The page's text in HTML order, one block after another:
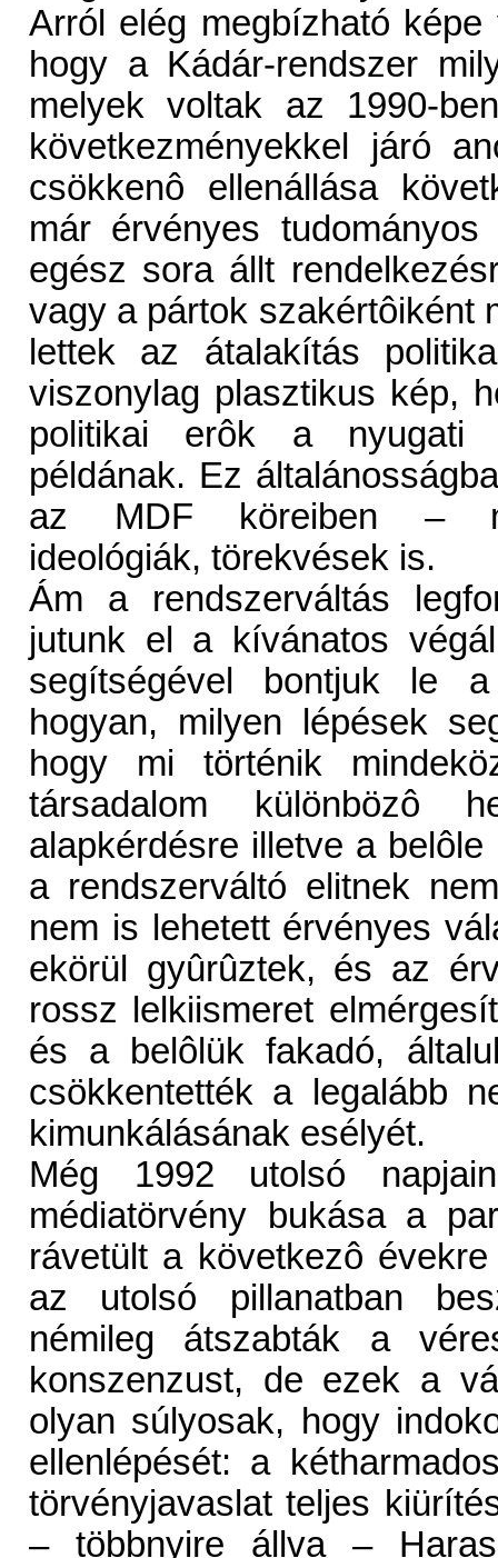
Arról elég megbízható
hogy a Kádár-rendszer
melyek voltak az 1990-
következményekkel járó
csökkenô ellenállása
már érvényes
egész sora állt
vagy a pártok szakértôiként
lettek az átalakítás
viszonylag plasztikus kép,
politikai erôk a nyugati
példának. Ez
az MDF köreiben –
ideológiák, törekvések is.
Ám a rendszerváltás
jutunk el a kívánatos
segítségével bontjuk le
hogyan, milyen lépések
hogy mi történik
társadalom különbözô
alapkérdésre illetve a
a rendszerváltó elitnek
nem is lehetett érvényes
ekörül gyûrûztek, és az
rossz lelkiismeret
és a belôlük fakadó,
csökkentették a legalább
kimunkálásának esélyét.
Még 1992 utolsó
médiatörvény bukása a
rávetült a következô
az utolsó pillanatban
némileg átszabták a
konszenzust, de ezek a
olyan súlyosak, hogy
ellenlépését: a
törvényjavaslat teljes
– többnyire állva –